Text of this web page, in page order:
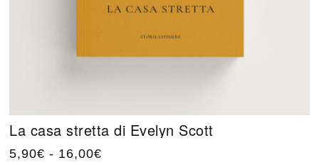
La casa stretta di Evelyn Scott
5,90€ - 16,00€